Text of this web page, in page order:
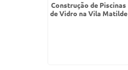
Construção de Piscinas
de Vidro na Vila Matilde